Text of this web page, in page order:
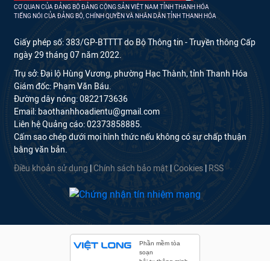
CƠ QUAN CỦA ĐẢNG BỘ ĐẢNG CỘNG SẢN VIỆT NAM TỈNH THANH HÓA
TIẾNG NÓI CỦA ĐẢNG BỘ, CHÍNH QUYỀN VÀ NHÂN DÂN TỈNH THANH HÓA
Giấy phép số: 383/GP-BTTTT do Bộ Thông tin - Truyền thông Cấp
ngày 29 tháng 07 năm 2022.
Trụ sở: Đại lộ Hùng Vương, phường Hạc Thành, tỉnh Thanh Hóa
Giám đốc: Phạm Văn Báu.
Đường dây nóng: 0822173636
Email: baothanhhoadientu@gmail.com
Liên hệ Quảng cáo: 02373858885.
Cấm sao chép dưới mọi hình thức nếu không có sự chấp thuận
bằng văn bản.
Điều khoản sử dụng Chính sách bảo mật Cookies RSS
Phần mềm tòa
soạn